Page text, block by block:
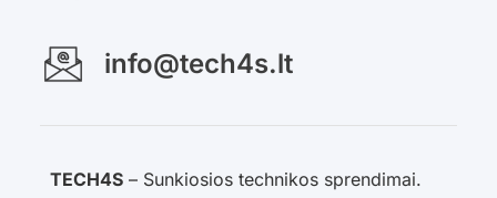
info@tech4s.lt
TECH4S – Sunkiosios technikos sprendimai.